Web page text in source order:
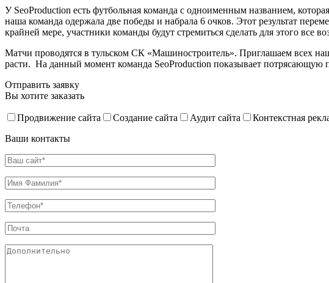
У SeoProduction есть футбольная команда с одноименным названием,
наша команда одержала две победы и набрала 6 очков. Этот результат
крайней мере, участники команды будут стремиться сделать для этого
Матчи проводятся в тульском СК «Машиностроитель». Приглашаем всех
расти. На данный момент команда SeoProduction показывает потрясающую
Отправить заявку
Вы хотите заказать
Продвижение сайта Создание сайта Аудит сайта Контекстная
Ваши контакты